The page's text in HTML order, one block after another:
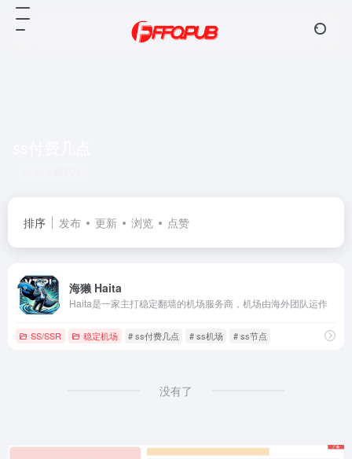
排序 发布 更新 浏览 点赞
海獭 Haita
Haita是一家主打稳定翻墙的机场服务商，机场由海外团队运作
SS/SSR 稳定机场 # ss付费几点 # ss机场 # ss节点
没有了